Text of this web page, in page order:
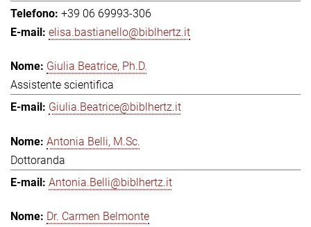
+39 06 69993-306
elisa.bastianello@biblhertz.it
Giulia Beatrice, Ph.D.
Assistente scientifica
Giulia.Beatrice@biblhertz.it
Antonia Belli, M.Sc.
Dottoranda
Antonia.Belli@biblhertz.it
Dr. Carmen Belmonte